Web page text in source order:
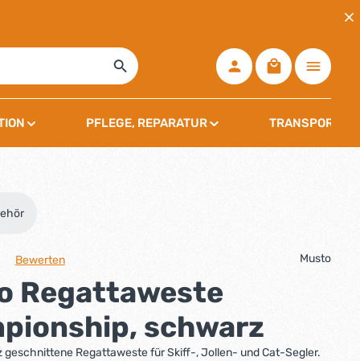
Warenkorb
PFLEGE, REPARATUR TRANSPORT,
Bewerten Musto
Regattaweste
schwarz
geschnittene Regattaweste für Skiff-, Jollen- und Cat-Segler.